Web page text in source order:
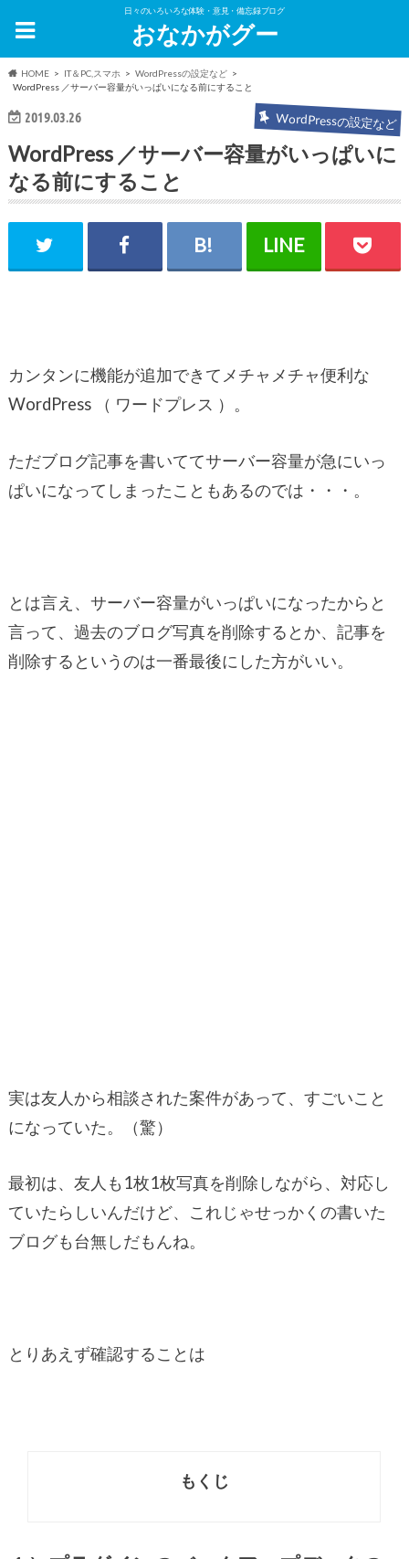
日々のいろいろな体験・意見・備忘録ブログ
おなかがグー
HOME IT＆PC,スマホ
WordPressの設定など
WordPress ／サーバー容量がいっぱいになる前にすること
2019.03.26 WordPressの設定など
WordPress ／サーバー容量がいっぱいに
なる前にすること
カンタンに機能が追加できてメチャメチャ便利な
WordPress （ ワードプレス ）。
ただブログ記事を書いててサーバー容量が急にいっ
ぱいになってしまったこともあるのでは・・・。
とは言え、サーバー容量がいっぱいになったからと
言って、過去のブログ写真を削除するとか、記事を
削除するというのは一番最後にした方がいい。
実は友人から相談された案件があって、すごいこと
になっていた。（驚）
最初は、友人も1枚1枚写真を削除しながら、対応し
ていたらしいんだけど、これじゃせっかくの書いた
ブログも台無しだもんね。
とりあえず確認することは
もくじ